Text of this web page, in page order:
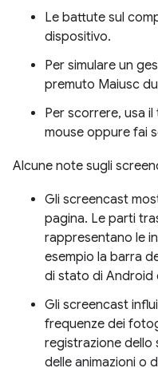
Le battute sul
dispositivo.
Per simulare un
premuto Maiusc
Per scorrere, usa
mouse oppure fai
Alcune note sugli
Gli screencast
pagina. Le parti
rappresentano le
esempio la barra
di stato di Android
Gli screencast
frequenze dei
registrazione dello
delle animazioni o